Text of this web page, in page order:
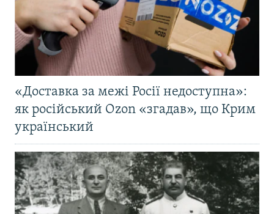
«Доставка за межі Росії недоступна»:
як російський Ozon «згадав», що Крим
український